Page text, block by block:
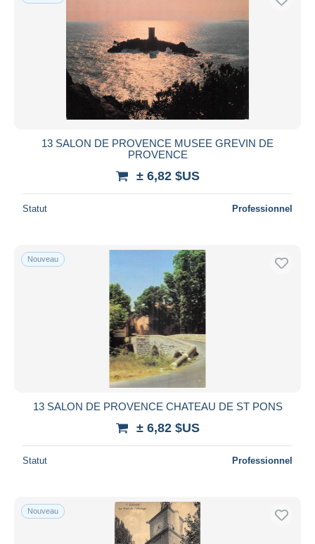
13 SALON DE PROVENCE MUSEE GREVIN DE
PROVENCE
± 6,82 $US
Statut Professionnel
Nouveau
13 SALON DE PROVENCE CHATEAU DE ST PONS
± 6,82 $US
Statut Professionnel
Nouveau